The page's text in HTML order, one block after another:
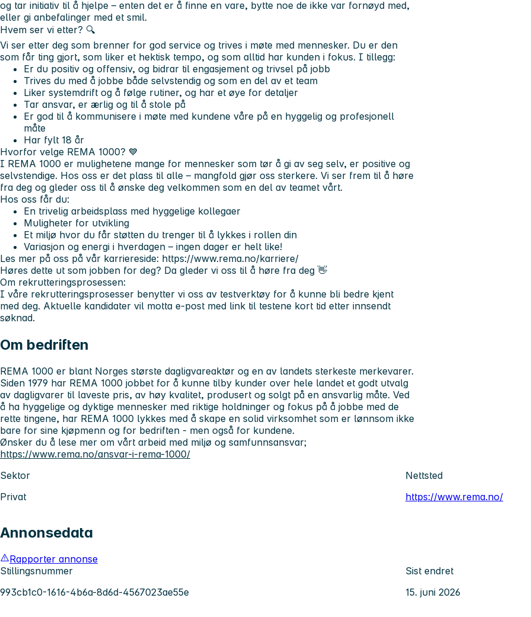
og tar initiativ til å hjelpe – enten det er å finne en vare, bytte noe de ikke var fornøyd med,
eller gi anbefalinger med et smil.
Hvem ser vi etter? 🔍
Vi ser etter deg som brenner for god service og trives i møte med mennesker. Du er den
som får ting gjort, som liker et hektisk tempo, og som alltid har kunden i fokus. I tillegg:
Er du positiv og offensiv, og bidrar til engasjement og trivsel på jobb
Trives du med å jobbe både selvstendig og som en del av et team
Liker systemdrift og å følge rutiner, og har et øye for detaljer
Tar ansvar, er ærlig og til å stole på
Er god til å kommunisere i møte med kundene våre på en hyggelig og profesjonell
måte
Har fylt 18 år
Hvorfor velge REMA 1000? 💙
I REMA 1000 er mulighetene mange for mennesker som tør å gi av seg selv, er positive og
selvstendige. Hos oss er det plass til alle – mangfold gjør oss sterkere. Vi ser frem til å høre
fra deg og gleder oss til å ønske deg velkommen som en del av teamet vårt.
Hos oss får du:
En trivelig arbeidsplass med hyggelige kollegaer
Muligheter for utvikling
Et miljø hvor du får støtten du trenger til å lykkes i rollen din
Variasjon og energi i hverdagen – ingen dager er helt like!
Les mer på oss på vår karriereside: https://www.rema.no/karriere/
Høres dette ut som jobben for deg? Da gleder vi oss til å høre fra deg 👋
Om rekrutteringsprosessen:
I våre rekrutteringsprosesser benytter vi oss av testverktøy for å kunne bli bedre kjent
med deg. Aktuelle kandidater vil motta e-post med link til testene kort tid etter innsendt
søknad.
Om bedriften
REMA 1000 er blant Norges største dagligvareaktør og en av landets sterkeste merkevarer.
Siden 1979 har REMA 1000 jobbet for å kunne tilby kunder over hele landet et godt utvalg
av dagligvarer til laveste pris, av høy kvalitet, produsert og solgt på en ansvarlig måte. Ved
å ha hyggelige og dyktige mennesker med riktige holdninger og fokus på å jobbe med de
rette tingene, har REMA 1000 lykkes med å skape en solid virksomhet som er lønnsom ikke
bare for sine kjøpmenn og for bedriften - men også for kundene.
Ønsker du å lese mer om vårt arbeid med miljø og samfunnsansvar;
https://www.rema.no/ansvar-i-rema-1000/
Sektor
Privat
Nettsted
https://www.rema.no/
Annonsedata
Rapporter annonse
Stillingsnummer
993cb1c0-1616-4b6a-8d6d-4567023ae55e
Sist endret
15. juni 2026